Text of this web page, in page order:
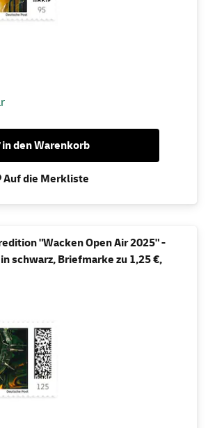
in den Warenkorb
Auf die Merkliste
"Wacken Open Air 2025" -
schwarz, Briefmarke zu 1,25 €,